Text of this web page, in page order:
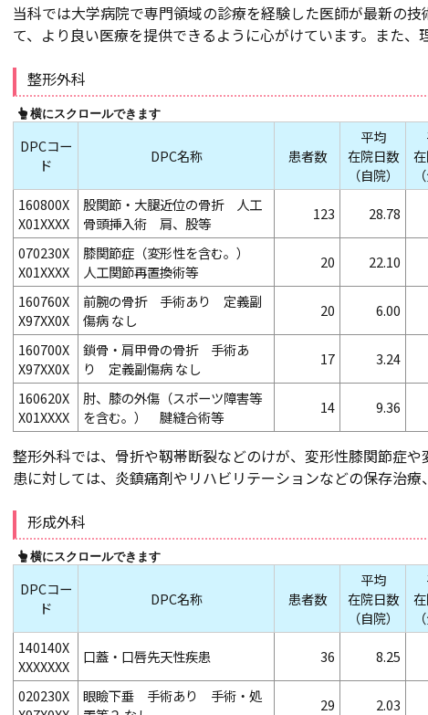
当科では大学病院で専門領域の診療を経験した医師が最新の
て、より良い医療を提供できるように心がけています。また
整形外科
DPCコー
ド
DPC名称 患者数
平均
在院日数
（自院）
160800X
X01XXXX
股関節・大腿近位の骨折 人工
骨頭挿入術 肩、股等
123 28.78
070230X
X01XXXX
膝関節症（変形性を含む。）
人工関節再置換術等
20 22.10
160760X
X97XX0X
前腕の骨折 手術あり 定義副
傷病 なし
20 6.00
160700X
X97XX0X
鎖骨・肩甲骨の骨折 手術あ
り 定義副傷病 なし
17 3.24
160620X
X01XXXX
肘、膝の外傷（スポーツ障害等
を含む。） 腱縫合術等
14 9.36
整形外科では、骨折や靱帯断裂などのけが、変形性膝関節症
患に対しては、炎鎮痛剤やリハビリテーションなどの保存治療
形成外科
DPCコー
ド
DPC名称 患者数
平均
在院日数
（自院）
140140X
XXXXXXX
口蓋・口唇先天性疾患 36 8.25
020230X
眼瞼下垂 手術あり 手術・処
29 2.03